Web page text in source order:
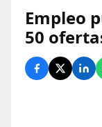
Empleo
50